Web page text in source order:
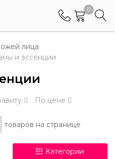
0
лица
и эссенции
По цене
товаров на странице
Категории